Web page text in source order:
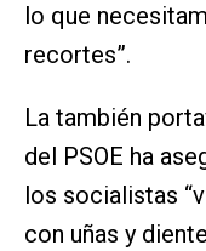
lo que
recortes”.
La también
del PSOE ha
los socialistas
con uñas y